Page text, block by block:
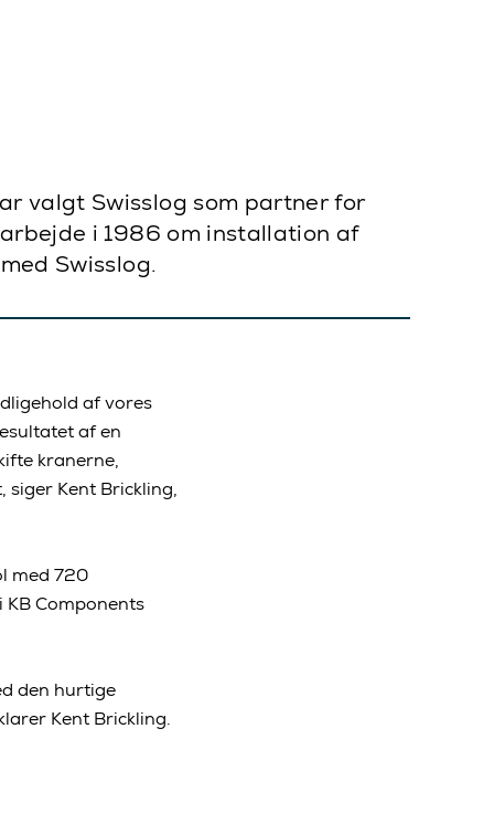
valgt Swisslog som partner for
i 1986 om installation af
Swisslog.
af vores
af en
kranerne,
Kent Brickling,
med 720
Components
den hurtige
Kent Brickling.